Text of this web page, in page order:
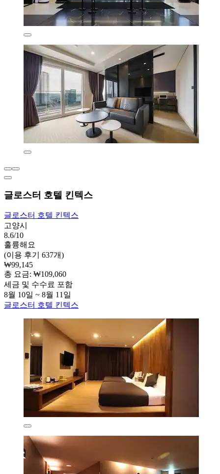
글로스터 호텔 킨텍스
글로스터 호텔 킨텍스
고양시
8.6/10
훌륭해요
(이용 후기 637개)
₩99,145
총 요금: ₩109,060
세금 및 수수료 포함
8월 10일 ~ 8월 11일
글로스터 호텔 킨텍스